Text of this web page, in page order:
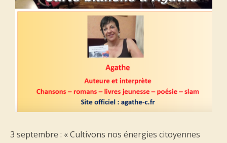
3 septembre : « Cultivons nos énergies citoyennes